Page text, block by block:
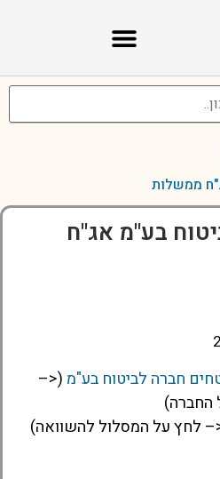
ממשלות
בע"מ אג"ח
חברה לביטוח בע"מ (<–
החברה)
לחץ על המסלול להשוואה)